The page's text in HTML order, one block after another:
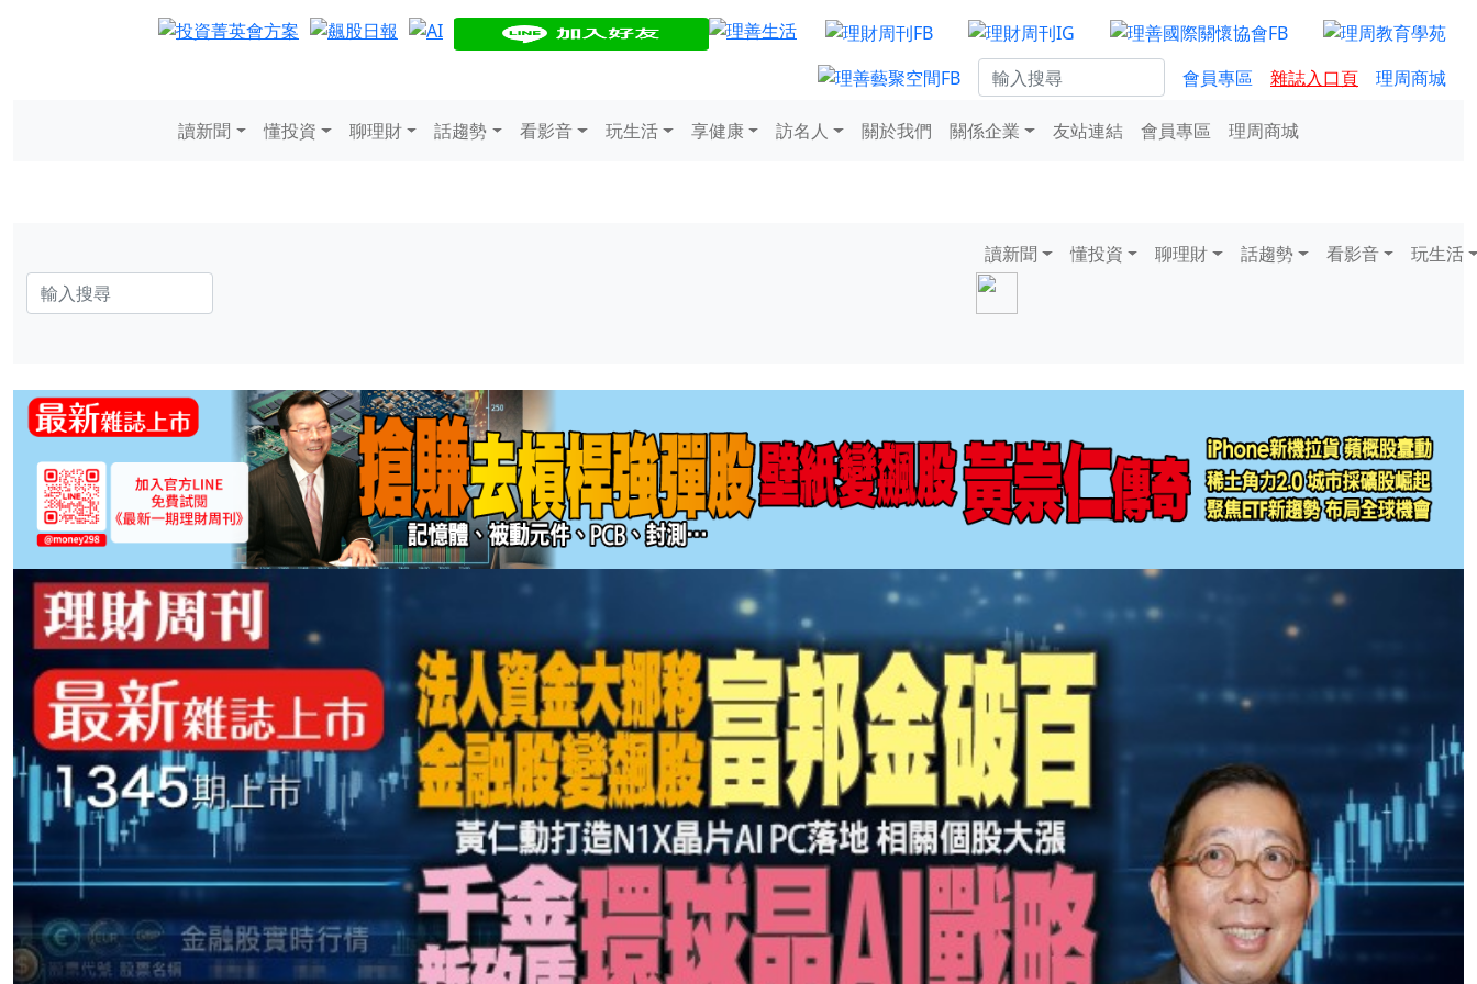
會員專區 雜誌入口頁 理周商城
讀新聞 懂投資 聊理財 話趨勢 看影音 玩生活 享健康 訪名人 關於我們 關係企業 友站連結 會員專區 理周商城
讀新聞 懂投資 聊理財 話趨勢 看影音 玩生活